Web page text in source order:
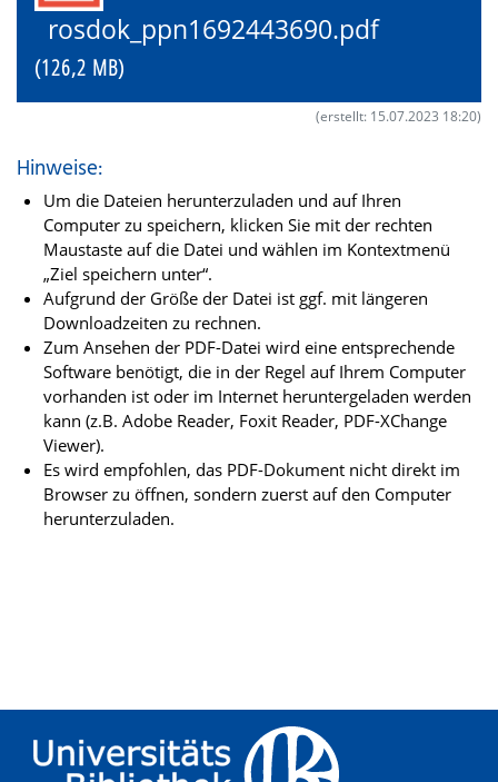
rosdok_ppn1692443690.pdf
(126,2 MB)
(erstellt: 15.07.2023 18:20)
Hinweise:
Um die Dateien herunterzuladen und auf Ihren
Computer zu speichern, klicken Sie mit der rechten
Maustaste auf die Datei und wählen im Kontextmenü
„Ziel speichern unter“.
Aufgrund der Größe der Datei ist ggf. mit längeren
Downloadzeiten zu rechnen.
Zum Ansehen der PDF-Datei wird eine entsprechende
Software benötigt, die in der Regel auf Ihrem Computer
vorhanden ist oder im Internet heruntergeladen werden
kann (z.B. Adobe Reader, Foxit Reader, PDF-XChange
Viewer).
Es wird empfohlen, das PDF-Dokument nicht direkt im
Browser zu öffnen, sondern zuerst auf den Computer
herunterzuladen.